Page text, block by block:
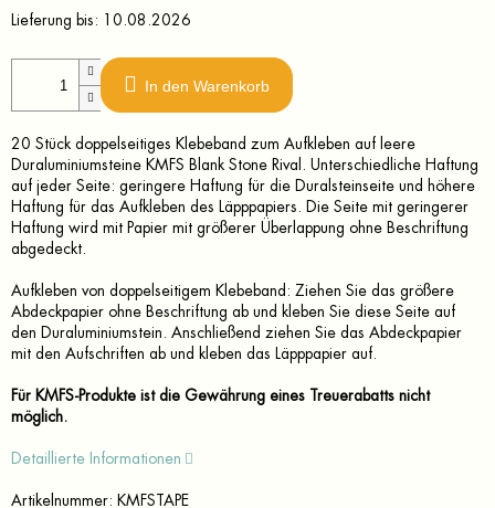
Lieferung bis: 10.08.2026
In den Warenkorb
20 Stück doppelseitiges Klebeband zum Aufkleben auf leere
Duraluminiumsteine KMFS Blank Stone Rival. Unterschiedliche Haftung
auf jeder Seite: geringere Haftung für die Duralsteinseite und höhere
Haftung für das Aufkleben des Läpppapiers. Die Seite mit geringerer
Haftung wird mit Papier mit größerer Überlappung ohne Beschriftung
abgedeckt.
Aufkleben von doppelseitigem Klebeband: Ziehen Sie das größere
Abdeckpapier ohne Beschriftung ab und kleben Sie diese Seite auf
den Duraluminiumstein. Anschließend ziehen Sie das Abdeckpapier
mit den Aufschriften ab und kleben das Läpppapier auf.
Für KMFS-Produkte ist die Gewährung eines Treuerabatts nicht
möglich.
Detaillierte Informationen
Artikelnummer: KMFSTAPE